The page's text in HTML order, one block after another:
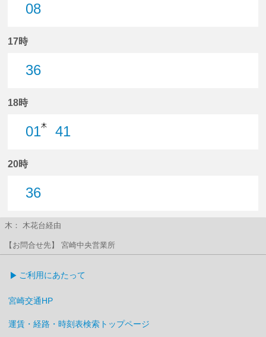
08
17時
36
18時
01木
41
20時
36
木： 木花台経由
【お問合せ先】 宮崎中央営業所
ご利用にあたって
宮崎交通HP
運賃・経路・時刻表検索トップページ